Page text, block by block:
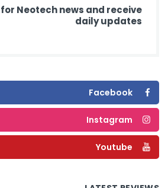
Neotech news and receive
daily updates
Facebook
Instagram
Youtube